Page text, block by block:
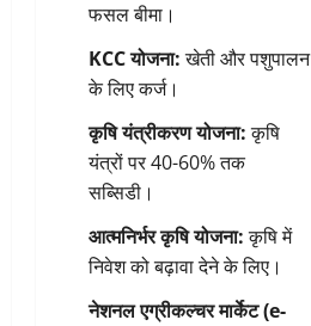
फसल बीमा।
KCC योजना:खेती और पशुपालन
के लिए कर्ज।
कृषि यंत्रीकरण योजना:कृषि
यंत्रों पर 40-60% तक
सब्सिडी।
आत्मनिर्भर कृषि योजना:कृषि में
निवेश को बढ़ावा देने के लिए।
नेशनल एग्रीकल्चर मार्केट (e-